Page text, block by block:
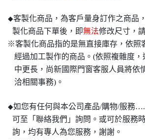
◆客製化商品，為客戶量身訂作之商品
製化商品下單後，即無法修改尺寸，
※客製化商品指的是無直接庫存，依照
經過加工製作的商品。(依照複雜度
中更長，尚新國際門窗客服人員將依
洽相關事務)。
◆如您有任何與本公司產品/購物/服務
可至「聯絡我們」詢問。或可於服務
詢，均有專人為您服務，謝謝。